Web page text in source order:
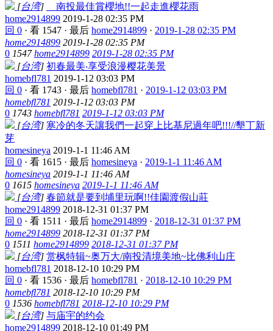
[台湾]
南投最佳賞櫻地!!一起走進櫻花雨
home2914899 2019-1-28 02:35 PM
回 0 · 看 1547 · 最后 home2914899 · 2019-1-28 02:35 PM
home2914899 2019-1-28 02:35 PM
0 1547 home2914899 2019-1-28 02:35 PM
[台湾] 初春最美‧享受浪漫樱花美景
homebfl781 2019-1-12 03:03 PM
回 0 · 看 1743 · 最后 homebfl781 · 2019-1-12 03:03 PM
homebfl781 2019-1-12 03:03 PM
0 1743 homebfl781 2019-1-12 03:03 PM
[台湾] 寒冷的冬天讓我們一起穿上比基尼過年吧!!!//墾丁新
芽
homesineya 2019-1-1 11:46 AM
回 0 · 看 1615 · 最后 homesineya · 2019-1-1 11:46 AM
homesineya 2019-1-1 11:46 AM
0 1615 homesineya 2019-1-1 11:46 AM
[台湾] 春節就是要到埔里玩啊!!佳園渡假山莊
home2914899 2018-12-31 01:37 PM
回 0 · 看 1511 · 最后 home2914899 · 2018-12-31 01:37 PM
home2914899 2018-12-31 01:37 PM
0 1511 home2914899 2018-12-31 01:37 PM
[台湾] 赏枫特辑~奥万大/南投清境美地~比佛利山庄
homebfl781 2018-12-10 10:29 PM
回 0 · 看 1536 · 最后 homebfl781 · 2018-12-10 10:29 PM
homebfl781 2018-12-10 10:29 PM
0 1536 homebfl781 2018-12-10 10:29 PM
[台湾] 与庙宇的约会
home2914899 2018-12-10 01:49 PM